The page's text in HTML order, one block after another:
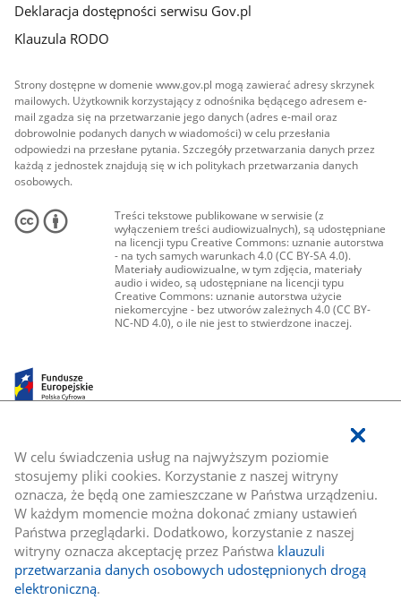
W celu świadczenia usług na najwyższym poziomie
stosujemy pliki cookies. Korzystanie z naszej witryny
oznacza, że będą one zamieszczane w Państwa urządzeniu.
W każdym momencie można dokonać zmiany ustawień
Państwa przeglądarki. Dodatkowo, korzystanie z naszej
witryny oznacza akceptację przez Państwa klauzuli
przetwarzania danych osobowych udostępnionych drogą
elektroniczną.
Deklaracja dostępności serwisu Gov.pl
Klauzula RODO
Strony dostępne w domenie www.gov.pl mogą zawierać adresy skrzynek
mailowych. Użytkownik korzystający z odnośnika będącego adresem e-
mail zgadza się na przetwarzanie jego danych (adres e-mail oraz
dobrowolnie podanych danych w wiadomości) w celu przesłania
odpowiedzi na przesłane pytania. Szczegóły przetwarzania danych przez
każdą z jednostek znajdują się w ich politykach przetwarzania danych
osobowych.
Treści tekstowe publikowane w serwisie (z
wyłączeniem treści audiowizualnych), są udostępniane
na licencji typu Creative Commons: uznanie autorstwa
- na tych samych warunkach 4.0 (CC BY-SA 4.0).
Materiały audiowizualne, w tym zdjęcia, materiały
audio i wideo, są udostępniane na licencji typu
Creative Commons: uznanie autorstwa użycie
niekomercyjne - bez utworów zależnych 4.0 (CC BY-
NC-ND 4.0), o ile nie jest to stwierdzone inaczej.